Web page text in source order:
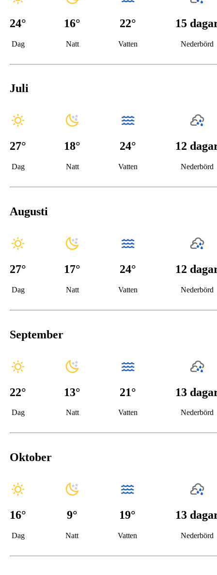
24°
Dag
16°
Natt
22°
Vatten
15
Nederbörd
Juli
27°
Dag
18°
Natt
24°
Vatten
12
Nederbörd
Augusti
27°
Dag
17°
Natt
24°
Vatten
12
Nederbörd
September
22°
Dag
13°
Natt
21°
Vatten
13
Nederbörd
Oktober
16°
Dag
9°
Natt
19°
Vatten
13
Nederbörd